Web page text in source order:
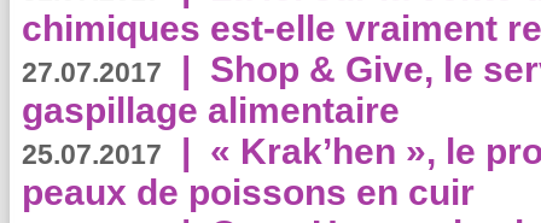
chimiques est-elle vraiment
27.07.2017 | Shop & Give, le
gaspillage alimentaire
25.07.2017 | « Krak’hen », le
peaux de poissons en cuir